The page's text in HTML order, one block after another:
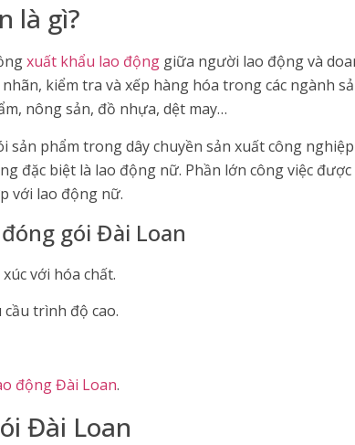
là gì?
xuất khẩu lao động giữa người lao động và
kiểm tra và xếp hàng hóa trong các ngành
nông sản, đồ nhựa, dệt may…
sản phẩm trong dây chuyền sản xuất công
đặc biệt là lao động nữ. Phần lớn công việc
với lao động nữ.
gói Đài Loan
với hóa chất.
trình độ cao.
động Đài Loan.
Đài Loan